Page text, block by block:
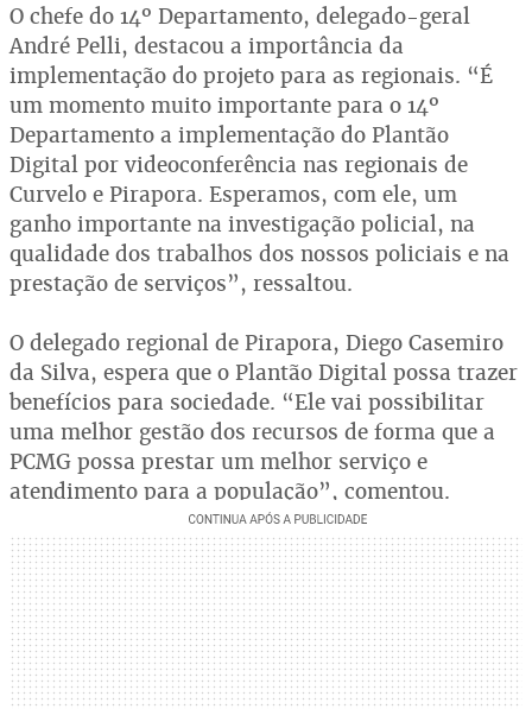
O chefe do 14º Departamento, delegado-geral
André Pelli, destacou a importância da
implementação do projeto para as regionais. “É
um momento muito importante para o 14º
Departamento a implementação do Plantão
Digital por videoconferência nas regionais de
Curvelo e Pirapora. Esperamos, com ele, um
ganho importante na investigação policial, na
qualidade dos trabalhos dos nossos policiais e na
prestação de serviços”, ressaltou.
O delegado regional de Pirapora, Diego Casemiro
da Silva, espera que o Plantão Digital possa trazer
benefícios para sociedade. “Ele vai possibilitar
uma melhor gestão dos recursos de forma que a
PCMG possa prestar um melhor serviço e
atendimento para a população”, comentou.